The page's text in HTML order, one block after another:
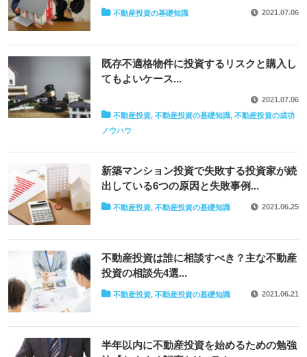
2021.07.06
不動産投資の基礎知識
既存不適格物件に投資するリスクと購入し
てもよいケース...
2021.07.06
不動産投資, 不動産投資の基礎知識, 不動産投資の成功
ノウハウ
新築マンション投資で失敗する投資家が続
出している6つの原因と失敗事例...
2021.06.25
不動産投資, 不動産投資の基礎知識
不動産投資は誰に相談すべき？主な不動産
投資の相談先4選...
2021.06.21
不動産投資, 不動産投資の基礎知識
半年以内に不動産投資を始めるための勉強